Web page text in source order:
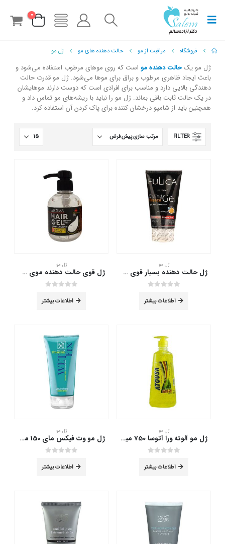
0
فروشگاه مراقبت از مو حالت دهنده های مو ژل مو
ژل مو یکحالت دهنده مو است که روی موهای مرطوب استفاده می‌شود و
باعث ایجاد ظاهری مرطوب و براق برای موها می‌شود. ژل مو قدرت حالت
دهندگی بالایی دارد و مناسب برای افرادی است که دوست دارند موهایشان
در یک حالت ثابت باقی بماند. ژل مو را نباید با ریشه‌های مو تماس داد و
همچنین باید از شامپو درخشان کننده برای پاک کردن آن استفاده کرد.
FILTER
ژل مو
ژل حالت دهنده بسیار قوی موی سر فولیکا 150 میلی لیتر
اطلاعات بیشتر
ژل مو
ژل قوی حالت دهنده موی سر آتوسا 300 میلی لیتر
اطلاعات بیشتر
ژل مو
ژل مو آلوئه ورا آتوسا 750 میلی لیتر
اطلاعات بیشتر
ژل مو
ژل مو وت فیکس مای 150 میلی لیتر
اطلاعات بیشتر